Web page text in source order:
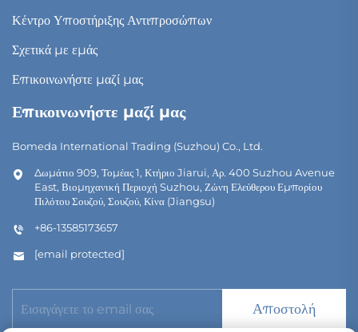
Κέντρο Υποστήριξης Αντιπροσώπων
Σχετικά με εμάς
Επικοινωνήστε μαζί μας
Επικοινωνήστε μαζί μας
Bomeda International Trading (Suzhou) Co., Ltd.
Δωμάτιο 909, Τομέας 1, Κτήριο Jiarui, Αρ. 400 Suzhou Avenue
East, Βιομηχανική Περιοχή Suzhou, Ζώνη Ελεύθερου Εμπορίου
Πιλότου Σουζού, Σουζού, Κίνα (Jiangsu)
+86-13585173657
[email protected]
Αποστολή